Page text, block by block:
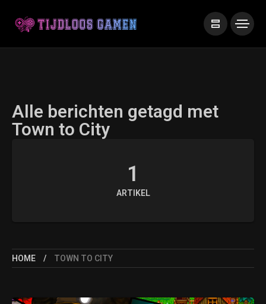
Alle berichten getagd met
Town to City
1
ARTIKEL
HOME TOWN TO CITY